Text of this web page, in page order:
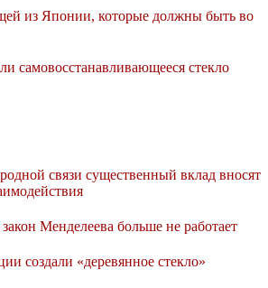
из Японии, которые должны быть во
самовосстанавливающееся стекло
связи существенный вклад вносят
Менделеева больше не работает
создали «деревянное стекло»